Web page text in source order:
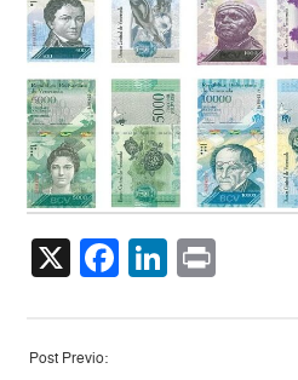
X Facebook
LinkedIn
Post Previo: